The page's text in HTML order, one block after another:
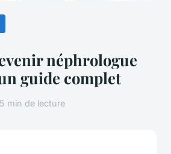
néphrologue
guide complet
5 min de lecture